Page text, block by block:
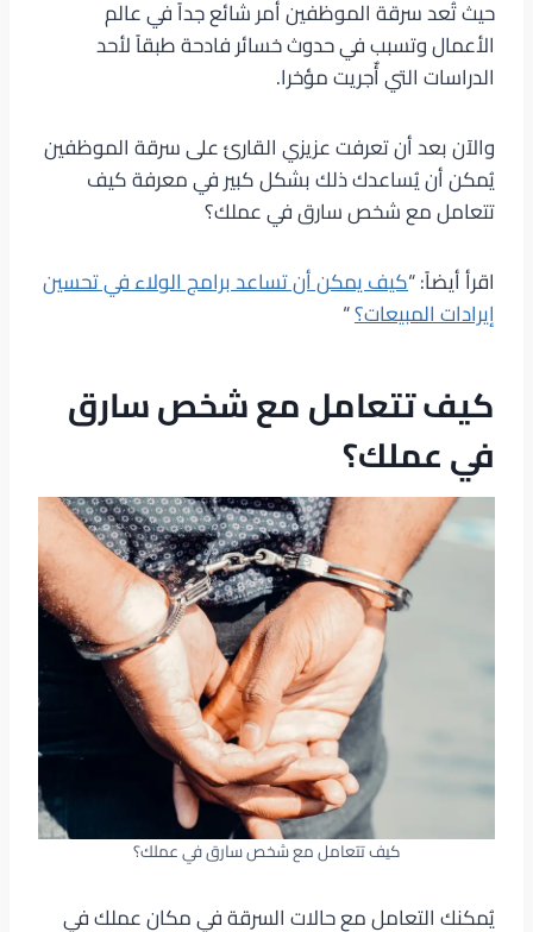
حيث تُعد سرقة الموظفين أمر شائع جداً في عالم
الأعمال وتسبب في حدوث خسائر فادحة طبقاً لأحد
الدراسات التي أٌجريت مؤخرا.
والآن بعد أن تعرفت عزيزي القارئ على سرقة الموظفين
يُمكن أن يُساعدك ذلك بشكل كبير في معرفة كيف
تتعامل مع شخص سارق في عملك؟
اقرأ أيضاً: “كيف يمكن أن تساعد برامج الولاء في تحسين
إيرادات المبيعات؟“
كيف تتعامل مع شخص سارق
في عملك؟
كيف تتعامل مع شخص سارق في عملك؟
يُمكنك التعامل مع حالات السرقة في مكان عملك في